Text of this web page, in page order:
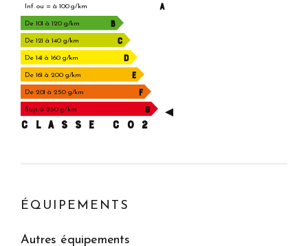
Inf. ou = à 100 g/km A
De 101 à 120 g/km B
De 121 à 140 g/km C
De 141 à 160 g/km D
De 161 à 200 g/km E
De 201 à 250 g/km F
Sup. à 250 g/km G
CLASSE C02
ÉQUIPEMENTS
Autres équipements